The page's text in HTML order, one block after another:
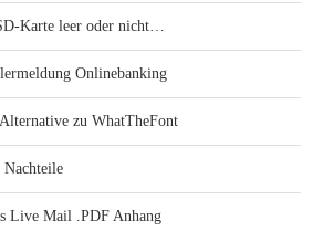
Karte leer oder nicht…
Onlinebanking
zu WhatTheFont
Live Mail .PDF Anhang